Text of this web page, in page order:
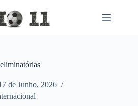
de Junho, 2026